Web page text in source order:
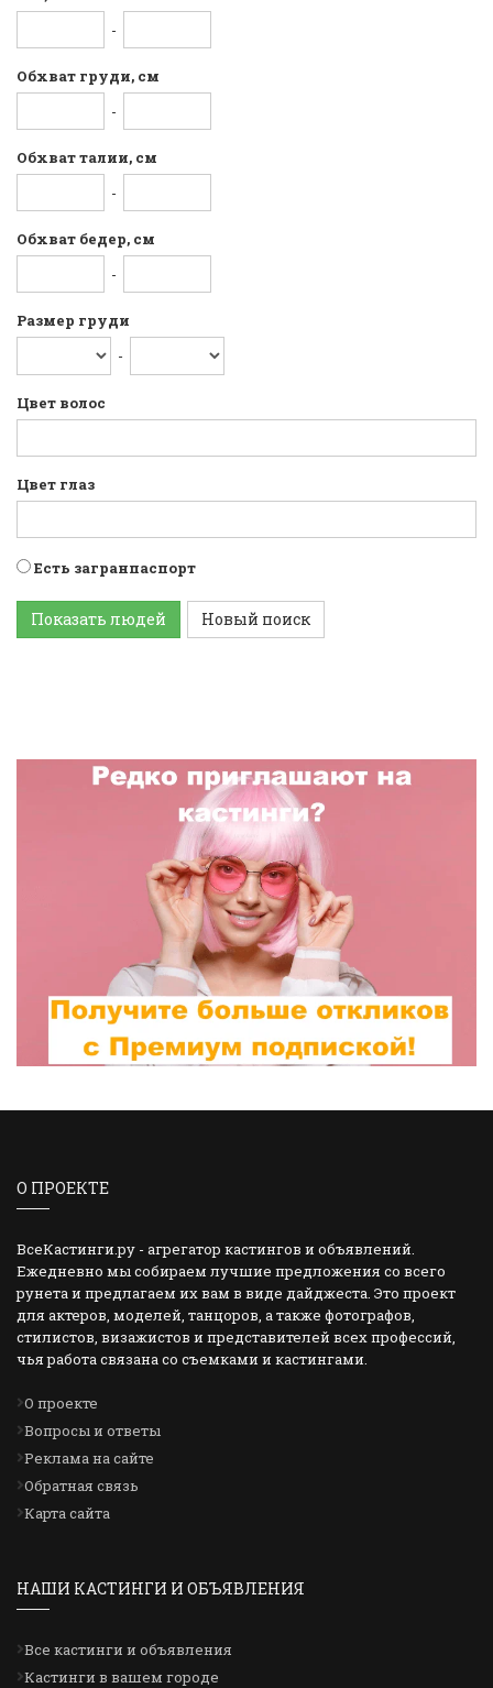
-
Обхват груди, см
-
Обхват талии, см
-
Обхват бедер, см
-
Размер груди
-
Цвет волос
Цвет глаз
Есть загранпаспорт
Показать людей Новый поиск
О ПРОЕКТЕ
ВсеКастинги.ру - агрегатор кастингов и объявлений.
Ежедневно мы собираем лучшие предложения со всего
рунета и предлагаем их вам в виде дайджеста. Это проект
для актеров, моделей, танцоров, а также фотографов,
стилистов, визажистов и представителей всех профессий,
чья работа связана со съемками и кастингами.
О проекте
Вопросы и ответы
Реклама на сайте
Обратная связь
Карта сайта
НАШИ КАСТИНГИ И ОБЪЯВЛЕНИЯ
Все кастинги и объявления
Кастинги в вашем городе